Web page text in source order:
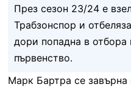
През сезон 23/24 е
Трабзонспор и
дори попадна в отбора
първенство.
Марк Бартра се завърна